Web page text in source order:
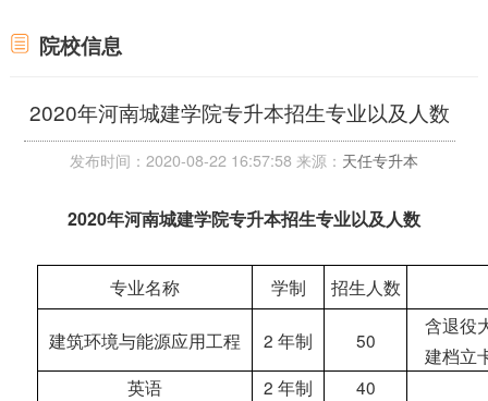
院校信息
2020年河南城建学院专升本招生专业以及人数
发布时间：2020-08-22 16:57:58 来源： 天任专升本
2020年河南城建学院专升本招生专业以及人数
专业名称 学制 招生人数
建筑环境与能源应用工程 2 年制 50
含退役
建档立
英语
2 年制
40